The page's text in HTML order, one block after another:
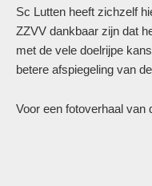
Sc Lutten heeft zichzelf
ZZVV dankbaar zijn dat
met de vele doelrijpe
betere afspiegeling van
Voor een fotoverhaal van